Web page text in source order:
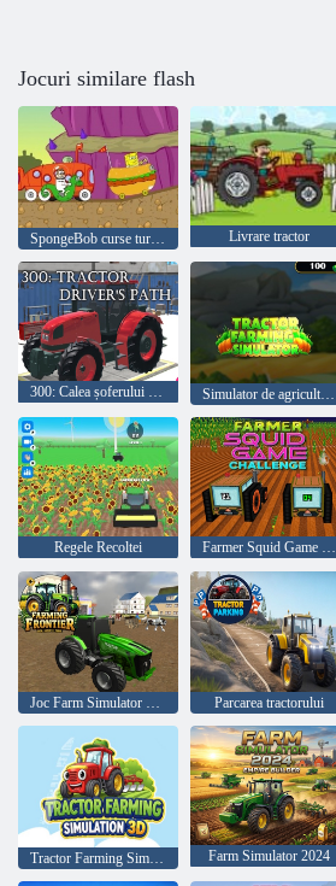
Jocuri similare flash
SpongeBob curse turneu Livrare tractor
300: Calea șoferului de tractor Simulator de agricultură a tractorului
Regele Recoltei Farmer Squid Game Challenge
Joc Farm Simulator Township Parcarea tractorului
Farm Simulator 2024